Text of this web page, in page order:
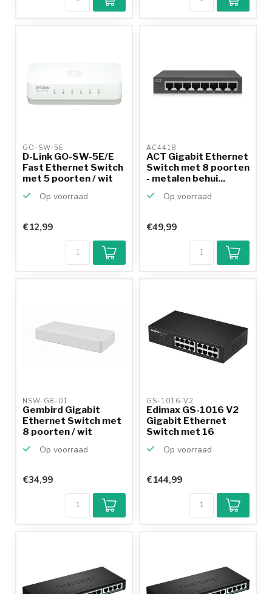
GO-SW-5E
D-Link GO-SW-5E/E
Fast Ethernet Switch
met 5 poorten / wit
Op voorraad
€12,99
AC4418
ACT Gigabit Ethernet
Switch met 8 poorten
- metalen behui...
Op voorraad
Klantenbeoordeling
9,2/10
Achteraf
betalen mogelijk
€49,99
NSW-G8-01
Gembird Gigabit
Ethernet Switch met
8 poorten / wit
Op voorraad
€34,99
GS-1016-V2
Edimax GS-1016 V2
Gigabit Ethernet
Switch met 16
Op voorraad
€144,99